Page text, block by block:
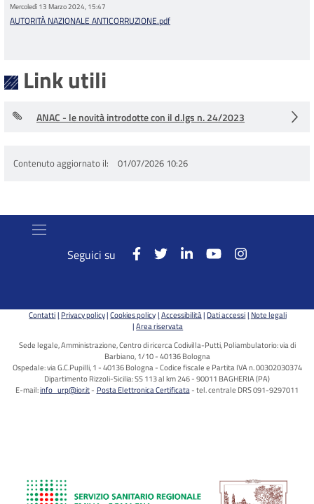
Mercoledì 13 Marzo 2024, 15:47
AUTORITÀ NAZIONALE ANTICORRUZIONE.pdf
Link utili
ANAC - le novità introdotte con il d.lgs n. 24/2023
Contenuto aggiornato il 01/07/2026 10:26
Seguici su
Contatti Privacy policy Cookies policy Accessibilità Dati accessi Note legali
Area riservata
Sede legale, Amministrazione, Centro di ricerca Codivilla-Putti, Poliambulatorio: via di
Barbiano, 1/10 - 40136 Bologna
Ospedale: via G.C.Pupilli, 1 - 40136 Bologna - Codice fiscale e Partita IVA n. 00302030374
Dipartimento Rizzoli-Sicilia: SS 113 al km 246 - 90011 BAGHERIA (PA)
E-mail:info_urp@ior.it Posta Elettronica Certificata tel. centrale DRS 091-9297011